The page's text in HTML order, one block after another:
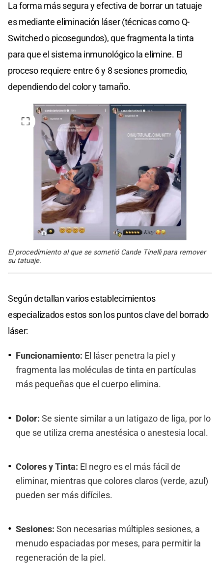
La forma más segura y efectiva de borrar un tatuaje
es mediante eliminación láser (técnicas como Q-
Switched o picosegundos), que fragmenta la tinta
para que el sistema inmunológico la elimine. El
proceso requiere entre 6 y 8 sesiones promedio,
dependiendo del color y tamaño.
El procedimiento al que se sometió Cande Tinelli para remover
su tatuaje.
Según detallan varios establecimientos
especializados estos son los puntos clave del borrado
láser:
Funcionamiento: El láser penetra la piel y
fragmenta las moléculas de tinta en partículas
más pequeñas que el cuerpo elimina.
Dolor: Se siente similar a un latigazo de liga, por lo
que se utiliza crema anestésica o anestesia local.
Colores y Tinta: El negro es el más fácil de
eliminar, mientras que colores claros (verde, azul)
pueden ser más difíciles.
Sesiones: Son necesarias múltiples sesiones, a
menudo espaciadas por meses, para permitir la
regeneración de la piel.